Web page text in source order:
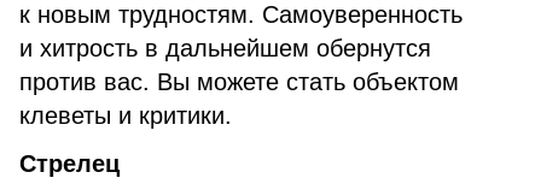
к новым трудностям. Самоуверенность
и хитрость в дальнейшем обернутся
против вас. Вы можете стать объектом
клеветы и критики.
Стрелец